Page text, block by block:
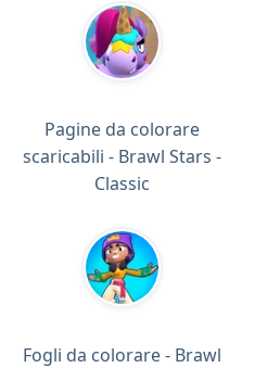
Pagine da colorare
scaricabili - Brawl Stars -
Classic
Fogli da colorare - Brawl